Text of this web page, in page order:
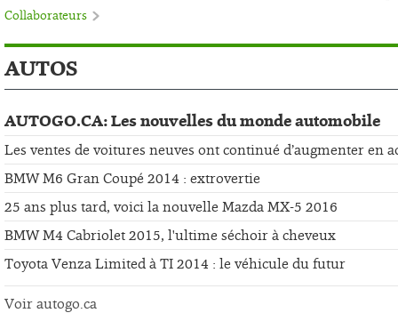
Collaborateurs
AUTOS
AUTOGO.CA: Les nouvelles du monde automobile
Les ventes de voitures neuves ont continué d’augmenter en
BMW M6 Gran Coupé 2014 : extrovertie
25 ans plus tard, voici la nouvelle Mazda MX-5 2016
BMW M4 Cabriolet 2015, l'ultime séchoir à cheveux
Toyota Venza Limited à TI 2014 : le véhicule du futur
Voir autogo.ca